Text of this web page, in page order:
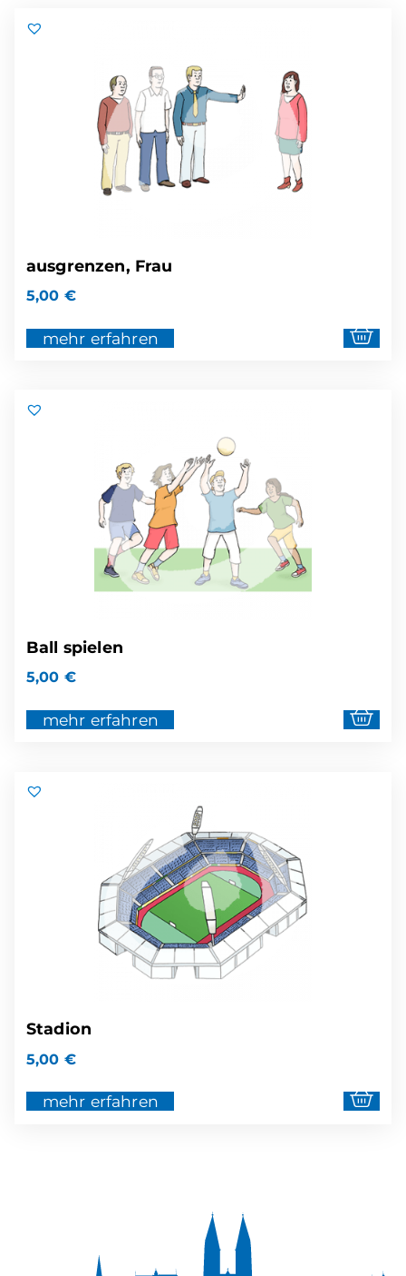
ausgrenzen, Frau
5,00 €
mehr erfahren
Ball spielen
5,00 €
mehr erfahren
Stadion
5,00 €
mehr erfahren